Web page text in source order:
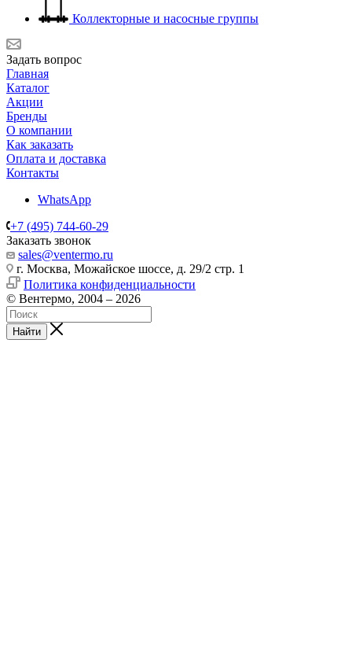
Коллекторные и насосные группы
Задать вопрос
Главная
Каталог
Акции
Бренды
О компании
Как заказать
Оплата и доставка
Контакты
WhatsApp
+7 (495) 744-60-29
Заказать звонок
sales@ventermo.ru
г. Москва, Можайское шоссе, д. 29/2 стр. 1
Политика конфиденциальности
© Вентермо, 2004 – 2026
Найти